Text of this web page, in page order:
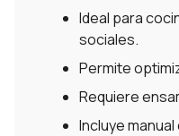
Ideal para
sociales.
Permite
Requiere
Incluye